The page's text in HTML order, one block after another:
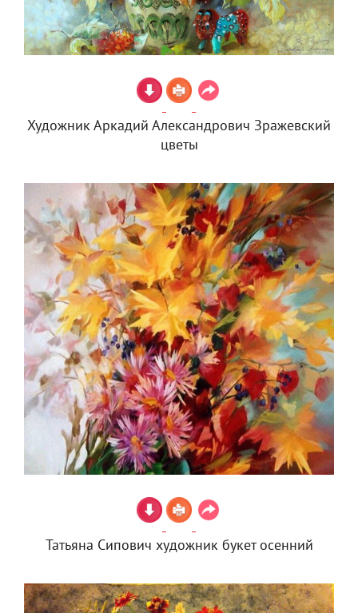
Художник Аркадий Александрович Зражевский
цветы
Татьяна Сипович художник букет осенний